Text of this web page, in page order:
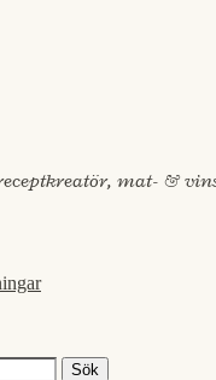
mat- &
Sök